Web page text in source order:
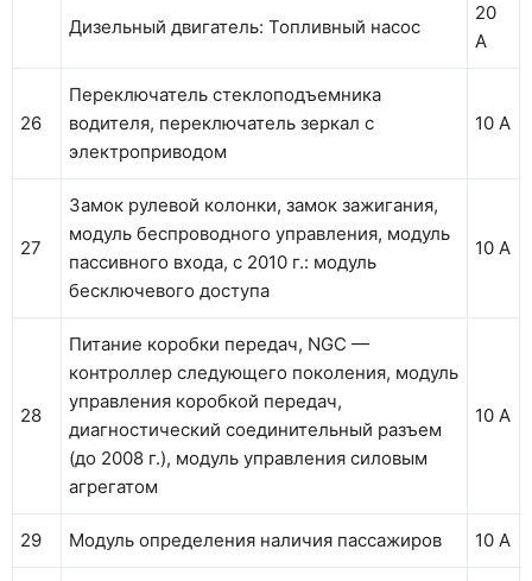
Дизельный двигатель: Топливный насос
20
А
26
Переключатель стеклоподъемника
водителя, переключатель зеркал с
электроприводом
10 А
27
Замок рулевой колонки, замок зажигания,
модуль беспроводного управления, модуль
пассивного входа, с 2010 г.: модуль
бесключевого доступа
10 А
28
Питание коробки передач, NGC —
контроллер следующего поколения, модуль
управления коробкой передач,
диагностический соединительный разъем
(до 2008 г.), модуль управления силовым
агрегатом
10 А
29 Модуль определения наличия пассажиров 10 А